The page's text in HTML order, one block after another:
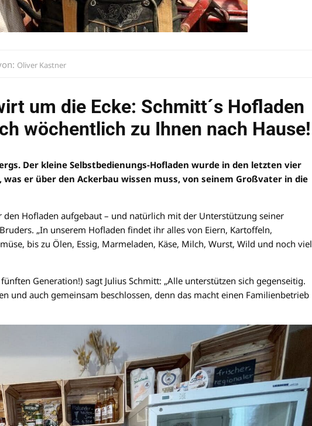
Oliver Kastner
um die Ecke: Schmitt´s Hofladen
wöchentlich zu Ihnen nach Hause!
Der kleine Selbstbedienungs-Hofladen wurde in den letzten vier
er über den Ackerbau wissen muss, von seinem Großvater in die
Hofladen aufgebaut – und natürlich mit der Unterstützung seiner
„In unserem Hofladen findet ihr alles von Eiern, Kartoffeln,
bis zu Ölen, Essig, Marmeladen, Käse, Milch, Wurst, Wild und noch
Generation!) sagt Julius Schmitt: „Alle unterstützen sich gegenseitig.
und auch gemeinsam beschlossen, denn das macht einen Familienbetrieb